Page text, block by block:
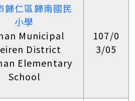
歸仁區歸南國民
小學
Municipal
District
Elementary
School
107/0
3/05